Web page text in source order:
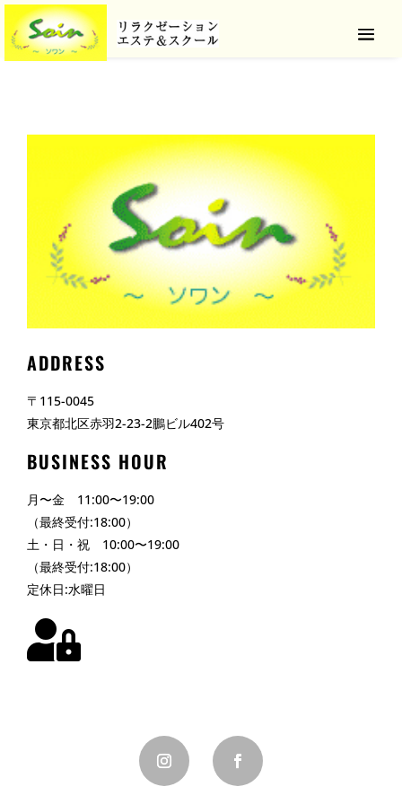
ADDRESS
〒115-0045
東京都北区赤羽2-23-2鵬ビル402号
BUSINESS HOUR
月〜金 11:00〜19:00
（最終受付:18:00）
土・日・祝 10:00〜19:00
（最終受付:18:00）
定休日:水曜日
